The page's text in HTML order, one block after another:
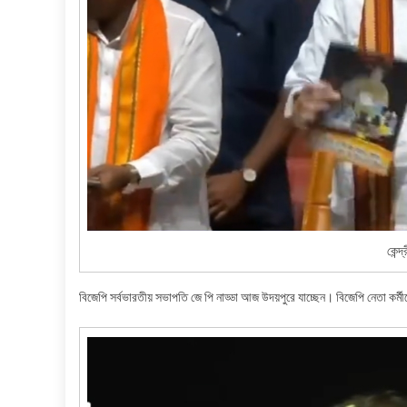
বিজেপি সর্বভারতীয় সভাপতি জে পি নাড্ডা আজ উদয়পুরে যাচ্ছেন। বিজেপি নেতা